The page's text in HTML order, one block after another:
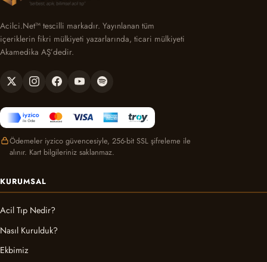
Acilci.Net™ tescilli markadır. Yayınlanan tüm
içeriklerin fikri mülkiyeti yazarlarında, ticari mülkiyeti
Akamedika AŞ’dedir.
Ödemeler iyzico güvencesiyle, 256-bit SSL şifreleme ile
alınır. Kart bilgileriniz saklanmaz.
KURUMSAL
Acil Tıp Nedir?
Nasıl Kurulduk?
Ekbimiz